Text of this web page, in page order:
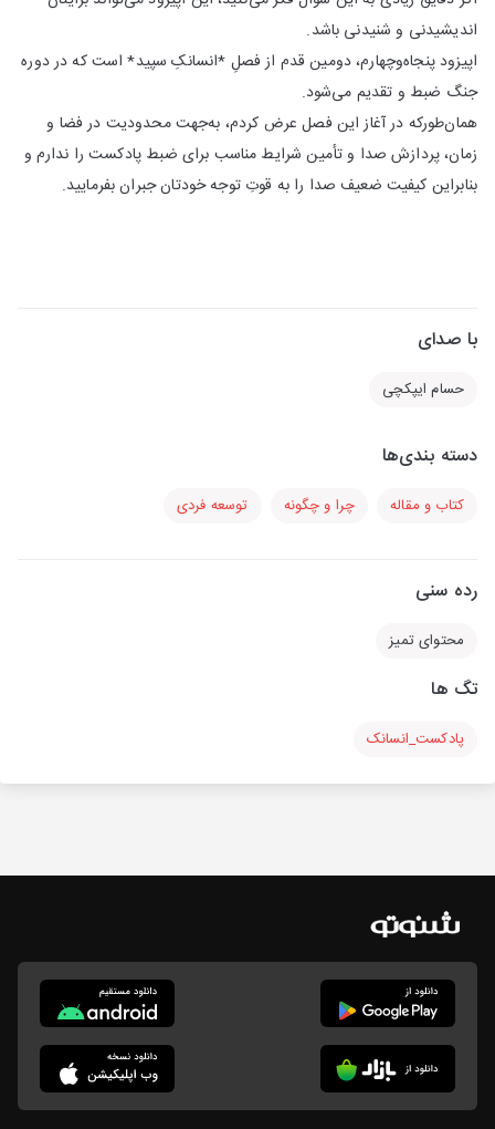
اندیشیدنی و شنیدنی باشد.
اپیزود پنجاه‌وچهارم، دومین قدم از فصلِ *انسانکِ سپید* است که در دوره
جنگ ضبط و تقدیم می‌شود.
همان‌طورکه در آغاز این فصل عرض کردم، به‌جهت محدودیت در فضا و
زمان، پردازش صدا و تأمین شرایط مناسب برای ضبط پادکست را ندارم و
بنابراین کیفیت ضعیف صدا را به قوتِ توجه خودتان جبران بفرمایید.
با صدای
حسام ایپکچی
دسته بندی‌ها
کتاب و مقاله چرا و چگونه توسعه فردی
رده سنی
محتوای تمیز
تگ ها
پادکست_انسانک